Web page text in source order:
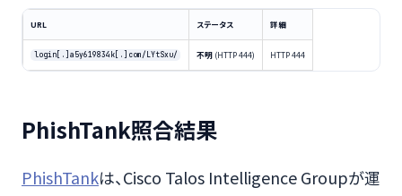
URL ステータス 詳細
login[.]a5y619834k[.]com/LYtSxu/ 不明 (HTTP 444) HTTP 444
PhishTank照合結果
PhishTankは、Cisco Talos Intelligence Groupが運